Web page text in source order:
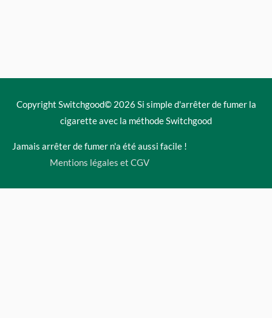
Copyright Switchgood© 2026 Si simple d'arrêter de fumer la
cigarette avec la méthode Switchgood
Jamais arrêter de fumer n'a été aussi facile !
Mentions légales et CGV